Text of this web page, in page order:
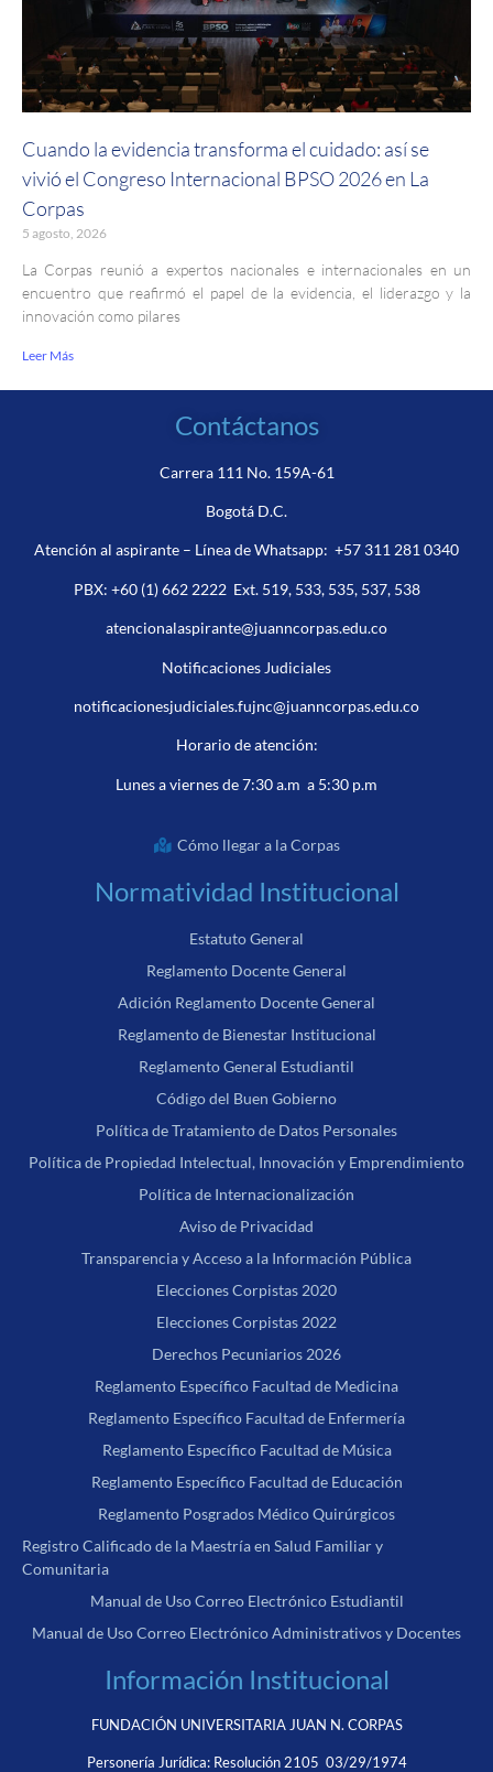
Cuando la evidencia transforma el cuidado: así se
vivió el Congreso Internacional BPSO 2026 en La
Corpas
5 agosto, 2026
La Corpas reunió a expertos nacionales e internacionales en un
encuentro que reafirmó el papel de la evidencia, el liderazgo y la
innovación como pilares
Leer Más
Contáctanos
Carrera 111 No. 159A-61
Bogotá D.C.
Atención al aspirante – Línea de Whatsapp: +57 311 281 0340
PBX: +60 (1) 662 2222Ext. 519, 533, 535, 537, 538
atencionalaspirante@juanncorpas.edu.co
Notificaciones Judiciales
notificacionesjudiciales.fujnc@juanncorpas.edu.co
Horario de atención:
Lunes a viernes de 7:30 a.m a 5:30 p.m
Cómo llegar a la Corpas
Normatividad Institucional
Estatuto General
Reglamento Docente General
Adición Reglamento Docente General
Reglamento de Bienestar Institucional
Reglamento General Estudiantil
Código del Buen Gobierno
Política de Tratamiento de Datos Personales
Política de Propiedad Intelectual, Innovación y Emprendimiento
Política de Internacionalización
Aviso de Privacidad
Transparencia y Acceso a la Información Pública
Elecciones Corpistas 2020
Elecciones Corpistas 2022
Derechos Pecuniarios 2026
Reglamento Específico Facultad de Medicina
Reglamento Específico Facultad de Enfermería
Reglamento Específico Facultad de Música
Reglamento Específico Facultad de Educación
Reglamento Posgrados Médico Quirúrgicos
Registro Calificado de la Maestría en Salud Familiar y
Comunitaria
Manual de Uso Correo Electrónico Estudiantil
Manual de Uso Correo Electrónico Administrativos y Docentes
Información Institucional
FUNDACIÓN UNIVERSITARIA JUAN N. CORPAS
Personería Jurídica: Resolución 2105 03/29/1974